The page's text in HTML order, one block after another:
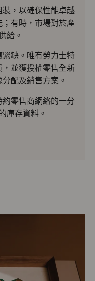
，以確保性能卓越
有時，市場對於產
給。
缺。唯有勞力士特
並獲授權零售全新
配及銷售方案。
零售商網絡的一分
庫存資料。